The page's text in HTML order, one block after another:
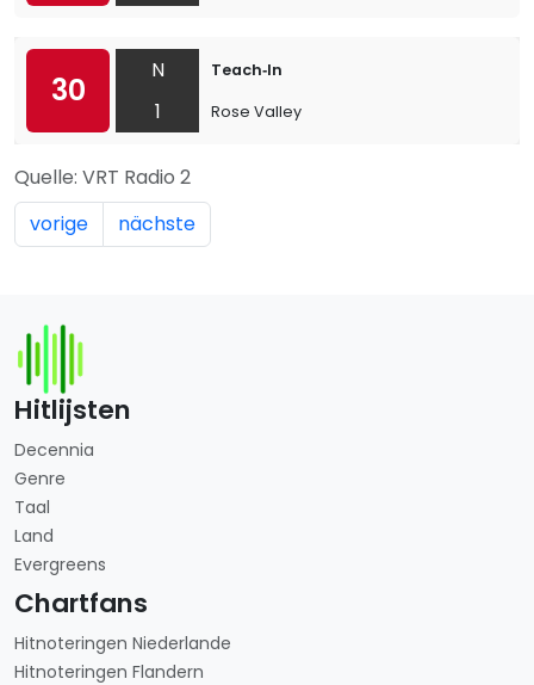
30
N
1
Teach‐In
Rose Valley
Quelle: VRT Radio 2
vorige
nächste
Hitlijsten
Decennia
Genre
Taal
Land
Evergreens
Chartfans
Hitnoteringen Niederlande
Hitnoteringen Flandern